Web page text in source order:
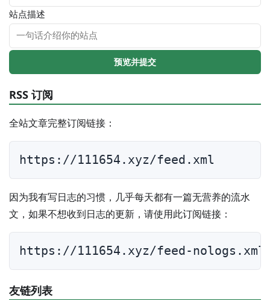
站点描述
预览并提交
RSS 订阅
全站文章完整订阅链接：
https://111654.xyz/feed.xml
因为我有写日志的习惯，几乎每天都有一篇无营养的流水
文，如果不想收到日志的更新，请使用此订阅链接：
https://111654.xyz/feed-nologs.xml
友链列表